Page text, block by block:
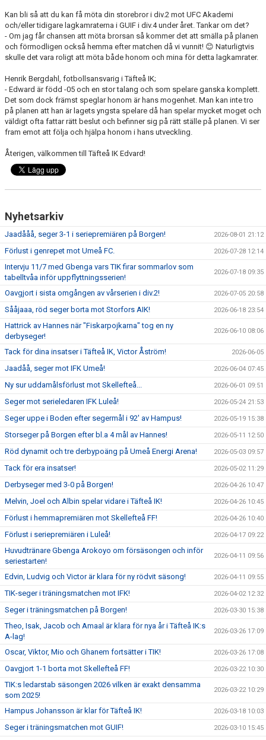
Kan bli så att du kan få möta din storebror i div.2 mot UFC Akademi
och/eller tidigare lagkamraterna i GUIF i div.4 under året. Tankar om det?
- Om jag får chansen att möta brorsan så kommer det att smälla på planen
och förmodligen också hemma efter matchen då vi vunnit! 😊 Naturligtvis
skulle det vara roligt att möta både honom och mina för detta lagkamrater.
Henrik Bergdahl, fotbollsansvarig i Täfteå IK;
- Edward är född -05 och en stor talang och som spelare ganska komplett.
Det som dock främst speglar honom är hans mogenhet. Man kan inte tro
på planen att han är lagets yngsta spelare då han spelar mycket moget och
väldigt ofta fattar rätt beslut och befinner sig på rätt ställe på planen. Vi ser
fram emot att följa och hjälpa honom i hans utveckling.
Återigen, välkommen till Täfteå IK Edvard!
Nyhetsarkiv
Jaadååå, seger 3-1 i seriepremiären på Borgen! 2026-08-01 21:12
Förlust i genrepet mot Umeå FC. 2026-07-28 12:14
Intervju 11/7 med Gbenga vars TIK firar sommarlov som
tabelltvåa inför uppflyttningsserien!
2026-07-18 09:35
Oavgjort i sista omgången av vårserien i div.2! 2026-07-05 20:58
Sååjaaa, röd seger borta mot Storfors AIK! 2026-06-18 23:54
Hattrick av Hannes när "Fiskarpojkarna" tog en ny
derbyseger!
2026-06-10 08:06
Tack för dina insatser i Täfteå IK, Victor Åström! 2026-06-05
Jaadåå, seger mot IFK Umeå! 2026-06-04 07:45
Ny sur uddamålsförlust mot Skellefteå... 2026-06-01 09:51
Seger mot serieledaren IFK Luleå! 2026-05-24 21:53
Seger uppe i Boden efter segermål i 92' av Hampus! 2026-05-19 15:38
Storseger på Borgen efter bl.a 4 mål av Hannes! 2026-05-11 12:50
Röd dynamit och tre derbypoäng på Umeå Energi Arena! 2026-05-03 09:57
Tack för era insatser! 2026-05-02 11:29
Derbyseger med 3-0 på Borgen! 2026-04-26 10:47
Melvin, Joel och Albin spelar vidare i Täfteå IK! 2026-04-26 10:45
Förlust i hemmapremiären mot Skellefteå FF! 2026-04-26 10:40
Förlust i seriepremiären i Luleå! 2026-04-17 09:22
Huvudtränare Gbenga Arokoyo om försäsongen och inför
seriestarten!
2026-04-11 09:56
Edvin, Ludvig och Victor är klara för ny rödvit säsong! 2026-04-11 09:55
TIK-seger i träningsmatchen mot IFK! 2026-04-02 12:32
Seger i träningsmatchen på Borgen! 2026-03-30 15:38
Theo, Isak, Jacob och Amaal är klara för nya år i Täfteå IK:s
A-lag!
2026-03-26 17:09
Oscar, Viktor, Mio och Ghanem fortsätter i TIK! 2026-03-26 17:08
Oavgjort 1-1 borta mot Skellefteå FF! 2026-03-22 10:30
TIK:s ledarstab säsongen 2026 vilken är exakt densamma
som 2025!
2026-03-22 10:29
Hampus Johansson är klar för Täfteå IK! 2026-03-18 10:03
Seger i träningsmatchen mot GUIF! 2026-03-10 15:45